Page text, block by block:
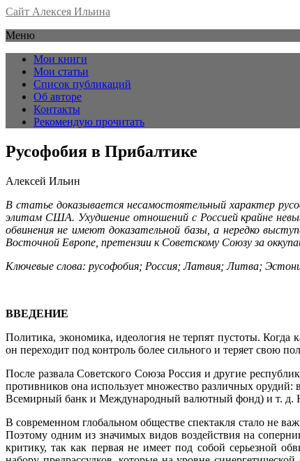
Сайт Алексея Ильина
Меню
Мои книги
Мои статьи
Список публикаций
Об авторе
Контакты
Рекомендую прочитать
Русофобия в Прибалтике
Алексей Ильин
В статье доказывается несамостоятельный характер
элитам США. Ухудшение от­ношений с Россией крайне
обвинения не имеют доказательной базы, а нередко
Восточной Европе, претензии к Советскому Союзу за
Ключевые слова: русофобия; Россия; Латвия; Литва;
ВВЕДЕНИЕ
Политика, экономика, идеология не терпят пустоты. Когда
он переходит под контроль более сильного и теряет свою
После развала Советского Союза Россия и другие
противников она использу­ет множество различных
Всемирный банк и Международный валютный фонд) и т. д.
В современном глобальном обществе спектакля стало не
Поэтому одним из значимых видов воздействия на
критику, так как первая не имеет под собой серьезной